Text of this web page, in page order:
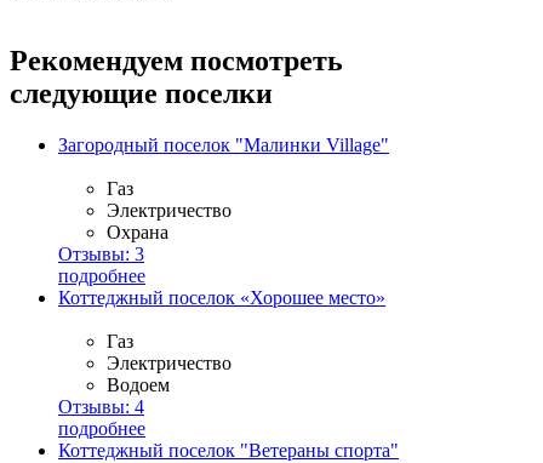
Рекомендуем посмотреть
следующие поселки
Загородный поселок "Малинки Village"
Газ
Электричество
Охрана
Отзывы: 3
подробнее
Коттеджный поселок «Хорошее место»
Газ
Электричество
Водоем
Отзывы: 4
подробнее
Коттеджный поселок "Ветераны спорта"